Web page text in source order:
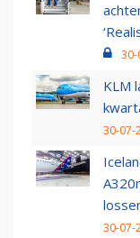
30-
KLM
30-07-
30-07-